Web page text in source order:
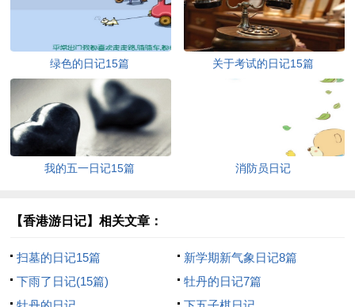
绿色的日记15篇 关于考试的日记15篇
我的五一日记15篇 消防员日记
【香港游日记】相关文章：
扫墓的日记15篇
新学期新气象日记8篇
下雨了日记(15篇)
牡丹的日记7篇